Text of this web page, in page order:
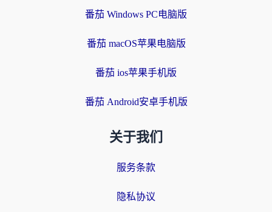
番茄 Windows PC电脑版
番茄 macOS苹果电脑版
番茄 ios苹果手机版
番茄 Android安卓手机版
关于我们
服务条款
隐私协议